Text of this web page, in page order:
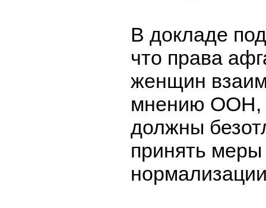
В докладе
что права
женщин
мнению ООН,
должны
принять меры